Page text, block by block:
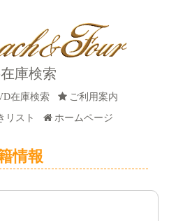
庫検索
在庫検索
ご利用案内
リスト ホームページ
情報